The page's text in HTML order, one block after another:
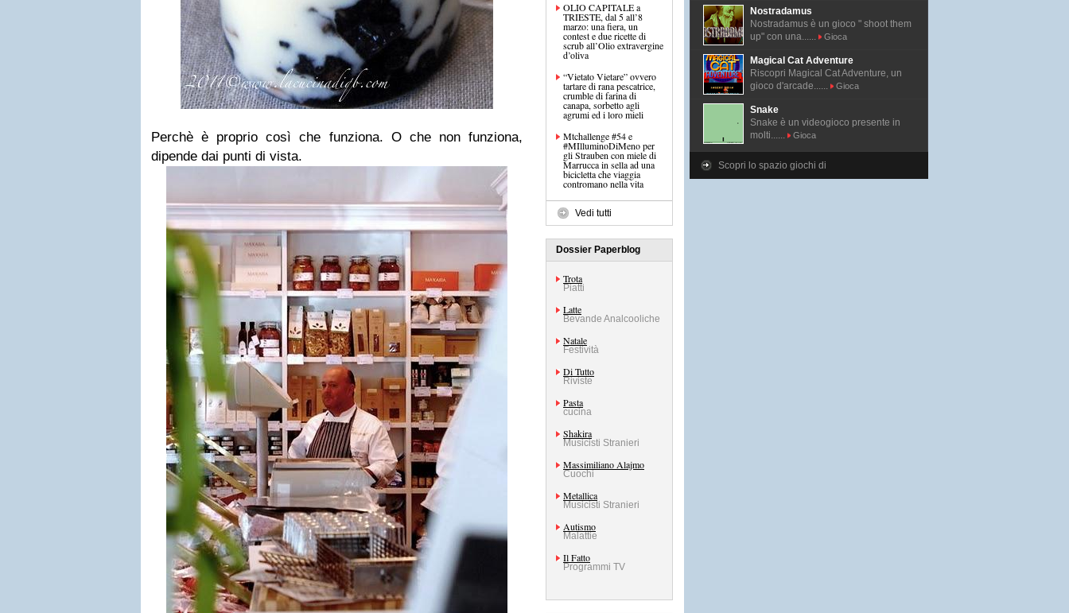
Perchè è proprio così che funziona. O che non funziona,
dipende dai punti di vista.
OLIO CAPITALE a
TRIESTE, dal 5 all’8
marzo: una fiera, un
contest e due ricette di
scrub all’Olio extravergine
d’oliva
“Vietato Vietare” ovvero
tartare di rana pescatrice,
crumble di farina di
canapa, sorbetto agli
agrumi ed i loro mieli
Mtchallenge #54 e
#MIlluminoDiMeno per
gli Strauben con miele di
Marrucca in sella ad una
bicicletta che viaggia
contromano nella vita
Vedi tutti
Dossier Paperblog
Trota
Piatti
Latte
Bevande Analcooliche
Natale
Festività
Di Tutto
Riviste
Pasta
cucina
Shakira
Musicisti Stranieri
Massimiliano Alajmo
Cuochi
Metallica
Musicisti Stranieri
Autismo
Malattie
Il Fatto
Programmi TV
Nostradamus
Nostradamus è un gioco " shoot them
up" con una......
Gioca
Magical Cat Adventure
Riscopri Magical Cat Adventure, un
gioco d'arcade......
Gioca
Snake
Snake è un videogioco presente in
molti......
Gioca
Scopri lo spazio giochi di